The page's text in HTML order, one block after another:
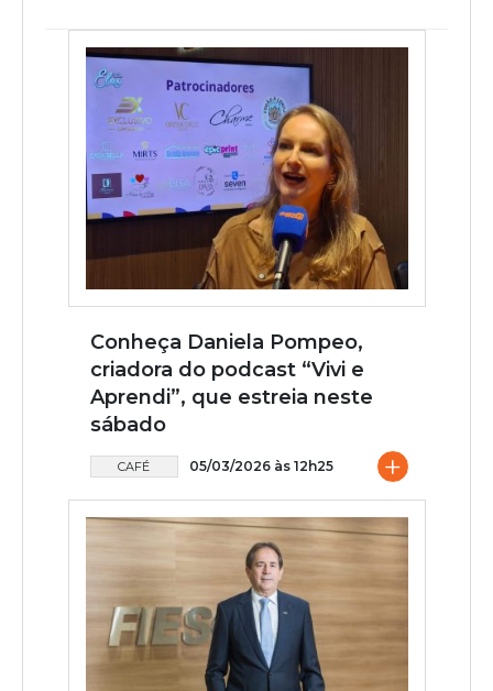
Conheça Daniela Pompeo,
criadora do podcast “Vivi e
Aprendi”, que estreia neste
sábado
CAFÉ 05/03/2026 às 12h25 +